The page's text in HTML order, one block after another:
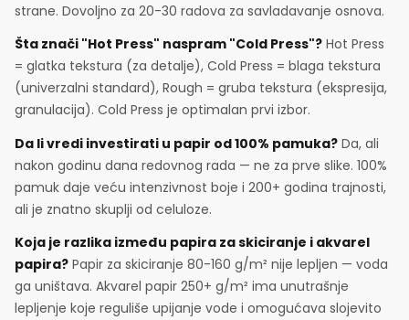
strane. Dovoljno za 20-30 radova za savladavanje osnova.
Šta znači "Hot Press" naspram "Cold Press"? Hot Press
= glatka tekstura (za detalje), Cold Press = blaga tekstura
(univerzalni standard), Rough = gruba tekstura (ekspresija,
granulacija). Cold Press je optimalan prvi izbor.
Da li vredi investirati u papir od 100% pamuka? Da, ali
nakon godinu dana redovnog rada — ne za prve slike. 100%
pamuk daje veću intenzivnost boje i 200+ godina trajnosti,
ali je znatno skuplji od celuloze.
Koja je razlika između papira za skiciranje i akvarel
papira? Papir za skiciranje 80-160 g/m² nije lepljen — voda
ga uništava. Akvarel papir 250+ g/m² ima unutrašnje
lepljenje koje reguliše upijanje vode i omogućava slojevito